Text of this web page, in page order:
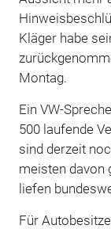
Kläger habe
Montag.
Ein VW-
500 laufende
sind derzeit
meisten davon
liefen
Für